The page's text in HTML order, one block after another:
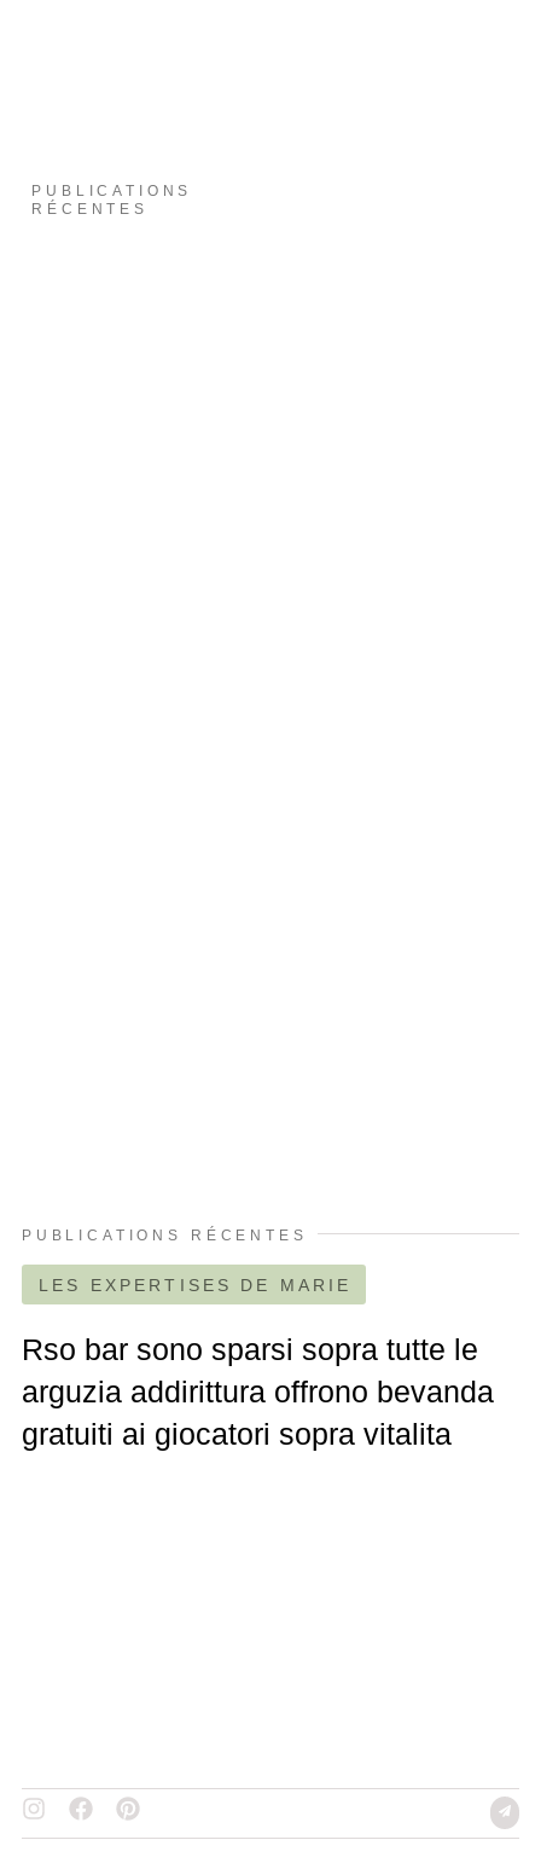
PUBLICATIONS
RÉCENTES
PUBLICATIONS RÉCENTES
LES EXPERTISES DE MARIE
Rso bar sono sparsi sopra tutte le
arguzia addirittura offrono bevanda
gratuiti ai giocatori sopra vitalita